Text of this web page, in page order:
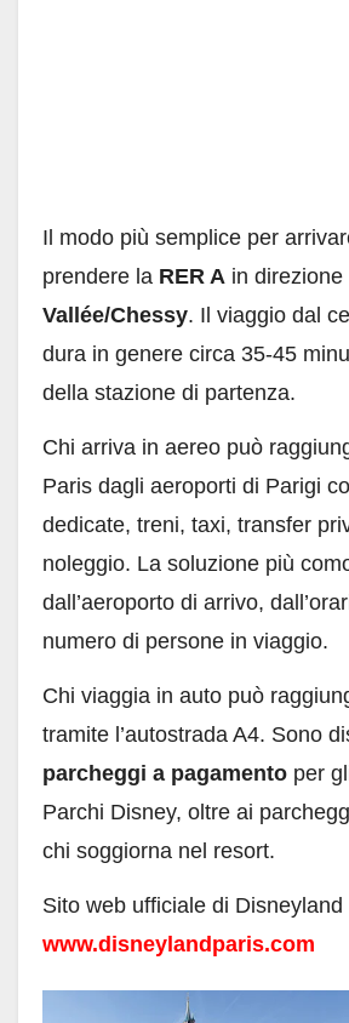
Il modo più semplice per
prendere la RER A in direzione
Vallée/Chessy. Il viaggio dal
dura in genere circa 35-45
della stazione di partenza.
Chi arriva in aereo può
Paris dagli aeroporti di Parigi
dedicate, treni, taxi, transfer
noleggio. La soluzione più
dall’aeroporto di arrivo,
numero di persone in viaggio.
Chi viaggia in auto può
tramite l’autostrada A4. Sono
parcheggi a pagamento per
Parchi Disney, oltre ai
chi soggiorna nel resort.
Sito web ufficiale di Disneyland
www.disneylandparis.com